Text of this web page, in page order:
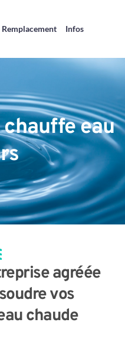
Remplacement Infos
eau
agréée
vos
chaude